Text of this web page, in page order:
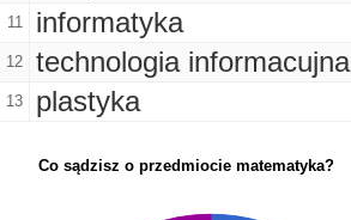
11 informatyka
12 technologia informacujna
13 plastyka
Co sądzisz o przedmiocie matematyka?